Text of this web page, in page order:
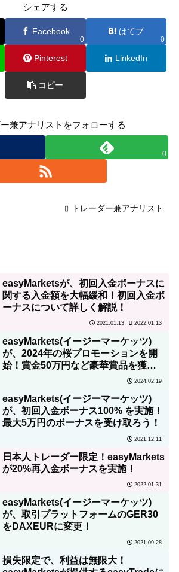
シェアする
Facebook
0
はてブ
0
Pinterest LinkedIn
コピー
ー兼アナリストをフォローする
0
トレーダー兼アナリスト
easyMarketsが、初回入金ボーナスに
関する入金額を大幅緩和！初回入金ボ
ーナスについて詳しく解説！
2021.01.13 2022.01.13
easyMarkets(イージーマーケッツ)
が、2024年の桜プロモーションを開
始！賞金50万円など豪華賞品を獲得
2024.02.19
easyMarkets(イージーマーケッツ)
が、初回入金ボーナス100% を実施！
最大5万円のボーナスを受け取ろう！
2021.12.11
日本人トレーダー限定！easyMarkets
が20%再入金ボーナスを実施！
2022.01.31
easyMarkets(イージーマーケッツ)
が、取引プラットフォームのGER30
をDAXEURに変更！
2021.09.28
損失限定で、利益は無限大！